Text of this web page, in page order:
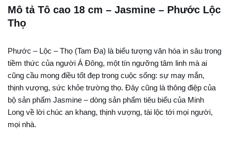
Mô tả Tô cao 18 cm – Jasmine – Phước Lộc
Thọ
Phước – Lộc – Thọ (Tam Đa) là biểu tượng văn hóa in sâu trong
tiềm thức của người Á Đông, một tín ngưỡng tâm linh mà ai
cũng cầu mong điều tốt đẹp trong cuộc sống: sự may mắn,
thịnh vượng, sức khỏe trường thọ. Đây cũng là thông điệp của
bộ sản phẩm Jasmine – dòng sản phẩm tiêu biểu của Minh
Long về lời chúc an khang, thịnh vượng, tài lộc tới mọi người,
mọi nhà.